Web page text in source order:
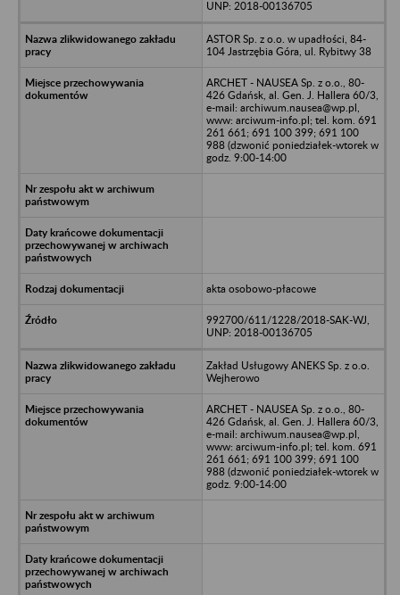
UNP: 2018-00136705
ASTOR Sp. z o.o. w upadłości, 84-
104 Jastrzębia Góra, ul. Rybitwy 38
ARCHET - NAUSEA Sp. z o.o., 80-
426 Gdańsk, al. Gen. J. Hallera 60/3,
e-mail: archiwum.nausea@wp.pl,
www: arciwum-info.pl; tel. kom. 691
261 661; 691 100 399; 691 100
988 (dzwonić poniedziałek-wtorek w
godz. 9:00-14:00
akta osobowo-płacowe
992700/611/1228/2018-SAK-WJ,
UNP: 2018-00136705
Zakład Usługowy ANEKS Sp. z o.o.
Wejherowo
ARCHET - NAUSEA Sp. z o.o., 80-
426 Gdańsk, al. Gen. J. Hallera 60/3,
e-mail: archiwum.nausea@wp.pl,
www: arciwum-info.pl; tel. kom. 691
261 661; 691 100 399; 691 100
988 (dzwonić poniedziałek-wtorek w
godz. 9:00-14:00